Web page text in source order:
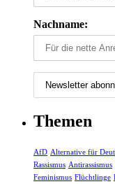
Nachname:
Themen
AfD Alternative für
Rassismus Antirassismus
Feminismus Flüchtlinge